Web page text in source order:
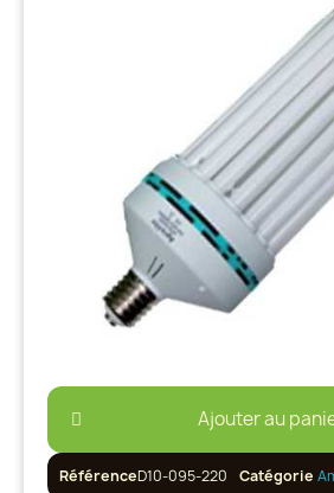
Ajouter au
RéférenceD10-095-220 Catégorie